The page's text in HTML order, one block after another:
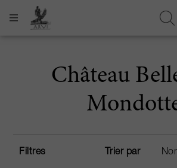
Château
Filtres Trier par